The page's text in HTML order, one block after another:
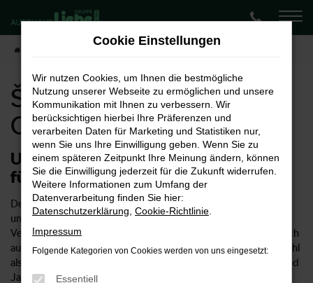
Zum
Hauptinhalt
springen
Škoda Octavia kaufen für Chemnitz
Škoda Octavia kaufen für
Chemnitz
Unser Vorschlag: ein Škoda Octavia
für Chemnitz
Der Škoda Octavia ist ein rundum überzeugendes Fahrzeug
und wie geschaffen für Chemnitz und Umgebung. Als
Vertragshändler für Škoda bieten wir Ihnen selbstverständlich
auch den Octavia in zahlreichen Ausstattungslinien und sowohl
als Neuwagen als auch gebraucht oder als Tageszulassung und
Jahreswagen. Wenn Sie sich für ein Fahrzeug aus dem
Cookie Einstellungen
Wir nutzen Cookies, um Ihnen die bestmögliche
Nutzung unserer Webseite zu ermöglichen und unsere
Kommunikation mit Ihnen zu verbessern. Wir
berücksichtigen hierbei Ihre Präferenzen und
verarbeiten Daten für Marketing und Statistiken nur,
wenn Sie uns Ihre Einwilligung geben. Wenn Sie zu
einem späteren Zeitpunkt Ihre Meinung ändern, können
Sie die Einwilligung jederzeit für die Zukunft widerrufen.
Weitere Informationen zum Umfang der
Datenverarbeitung finden Sie hier:
Datenschutzerklärung Cookie-Richtlinie
Impressum
Folgende Kategorien von Cookies werden von uns eingesetzt:
Essentiell